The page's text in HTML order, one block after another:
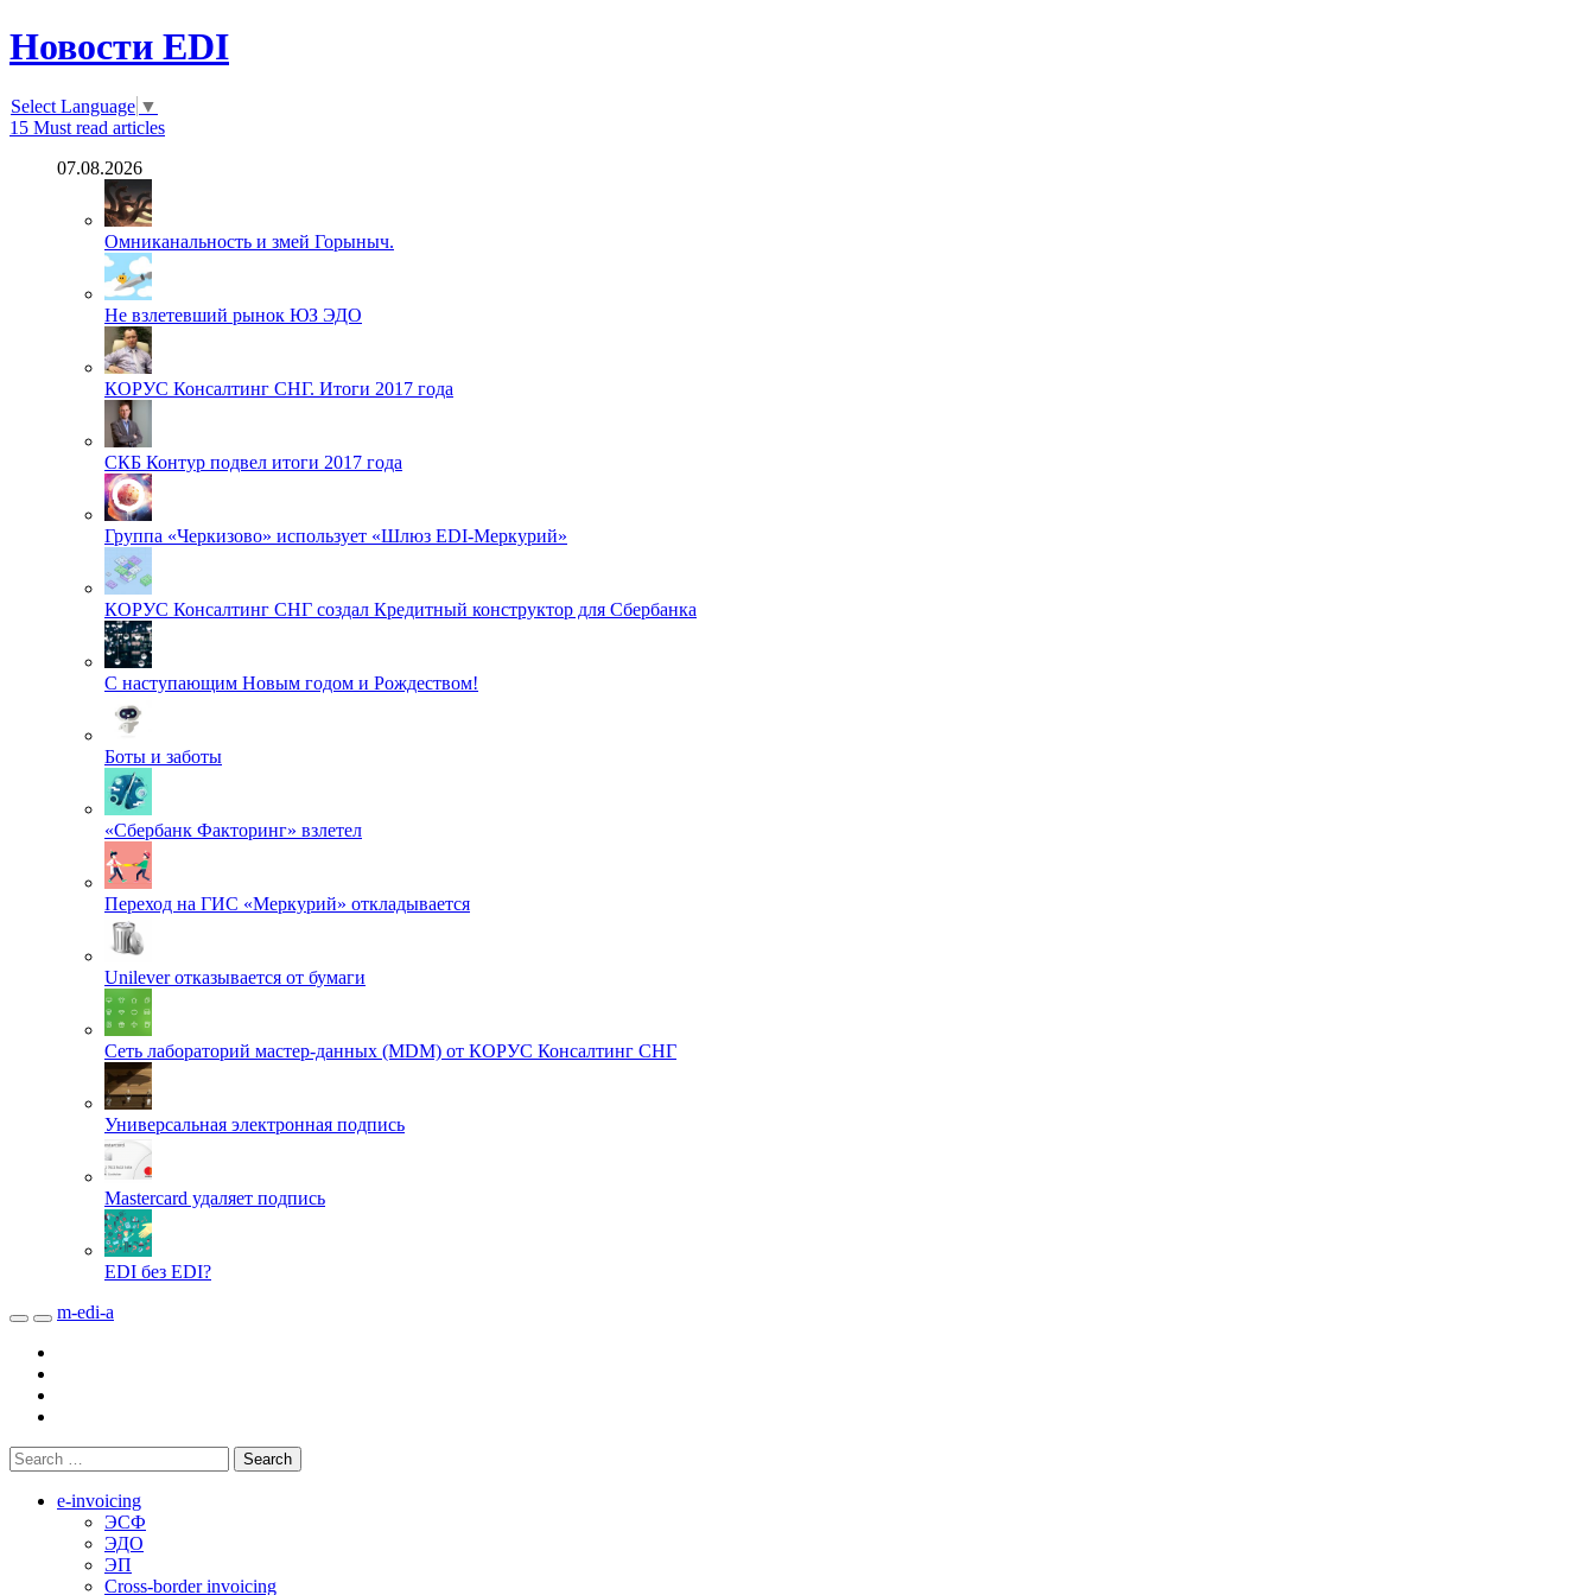
Новости EDI
Select Language ▼
15 Must read articles
07.08.2026
Омниканальность и змей Горыныч.
Не взлетевший рынок ЮЗ ЭДО
КОРУС Консалтинг СНГ. Итоги 2017 года
СКБ Контур подвел итоги 2017 года
Группа «Черкизово» использует «Шлюз EDI-Меркурий»
КОРУС Консалтинг СНГ создал Кредитный конструктор для Сбербанка
С наступающим Новым годом и Рождеством!
Боты и заботы
«Сбербанк Факторинг» взлетел
Переход на ГИС «Меркурий» откладывается
Unilever отказывается от бумаги
Сеть лабораторий мастер-данных (MDM) от КОРУС Консалтинг СНГ
Универсальная электронная подпись
Mastercard удаляет подпись
EDI без EDI?
m-edi-a
e-invoicing
ЭСФ
ЭДО
ЭП
Cross-border invoicing